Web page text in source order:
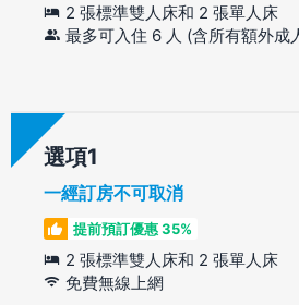
2 張標準雙人床和 2 張單人床
最多可入住 6 人 (含所有額外成
選項
一經訂房不可取消
提前預訂優惠 35%
2 張標準雙人床和 2 張單人床
免費無線上網